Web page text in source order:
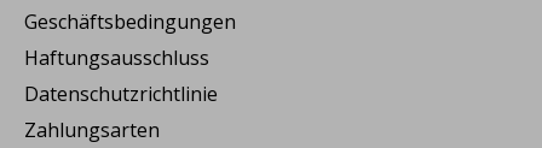
Geschäftsbedingungen
Haftungsausschluss
Datenschutzrichtlinie
Zahlungsarten